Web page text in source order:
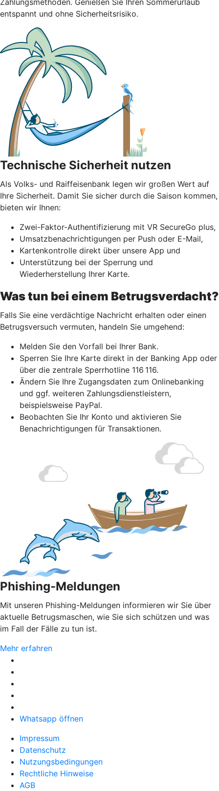
entspannt und ohne Sicherheitsrisiko.
Technische Sicherheit nutzen
Als Volks- und Raiffeisenbank legen wir großen Wert auf
Ihre Sicherheit. Damit Sie sicher durch die Saison kommen,
bieten wir Ihnen:
Zwei-Faktor-Authentifizierung mit VR SecureGo plus,
Umsatzbenachrichtigungen per Push oder E-Mail,
Kartenkontrolle direkt über unsere App und
Unterstützung bei der Sperrung und
Wiederherstellung Ihrer Karte.
Was tun bei einem Betrugsverdacht?
Falls Sie eine verdächtige Nachricht erhalten oder einen
Betrugsversuch vermuten, handeln Sie umgehend:
Melden Sie den Vorfall bei Ihrer Bank.
Sperren Sie Ihre Karte direkt in der Banking App oder
über die zentrale Sperrhotline 116 116.
Ändern Sie Ihre Zugangsdaten zum Onlinebanking
und ggf. weiteren Zahlungsdienstleistern,
beispielsweise PayPal.
Beobachten Sie Ihr Konto und aktivieren Sie
Benachrichtigungen für Transaktionen.
Phishing-Meldungen
Mit unseren Phishing-Meldungen informieren wir Sie über
aktuelle Betrugsmaschen, wie Sie sich schützen und was
im Fall der Fälle zu tun ist.
Mehr erfahren
Whatsapp öffnen
Impressum
Datenschutz
Nutzungsbedingungen
Rechtliche Hinweise
AGB